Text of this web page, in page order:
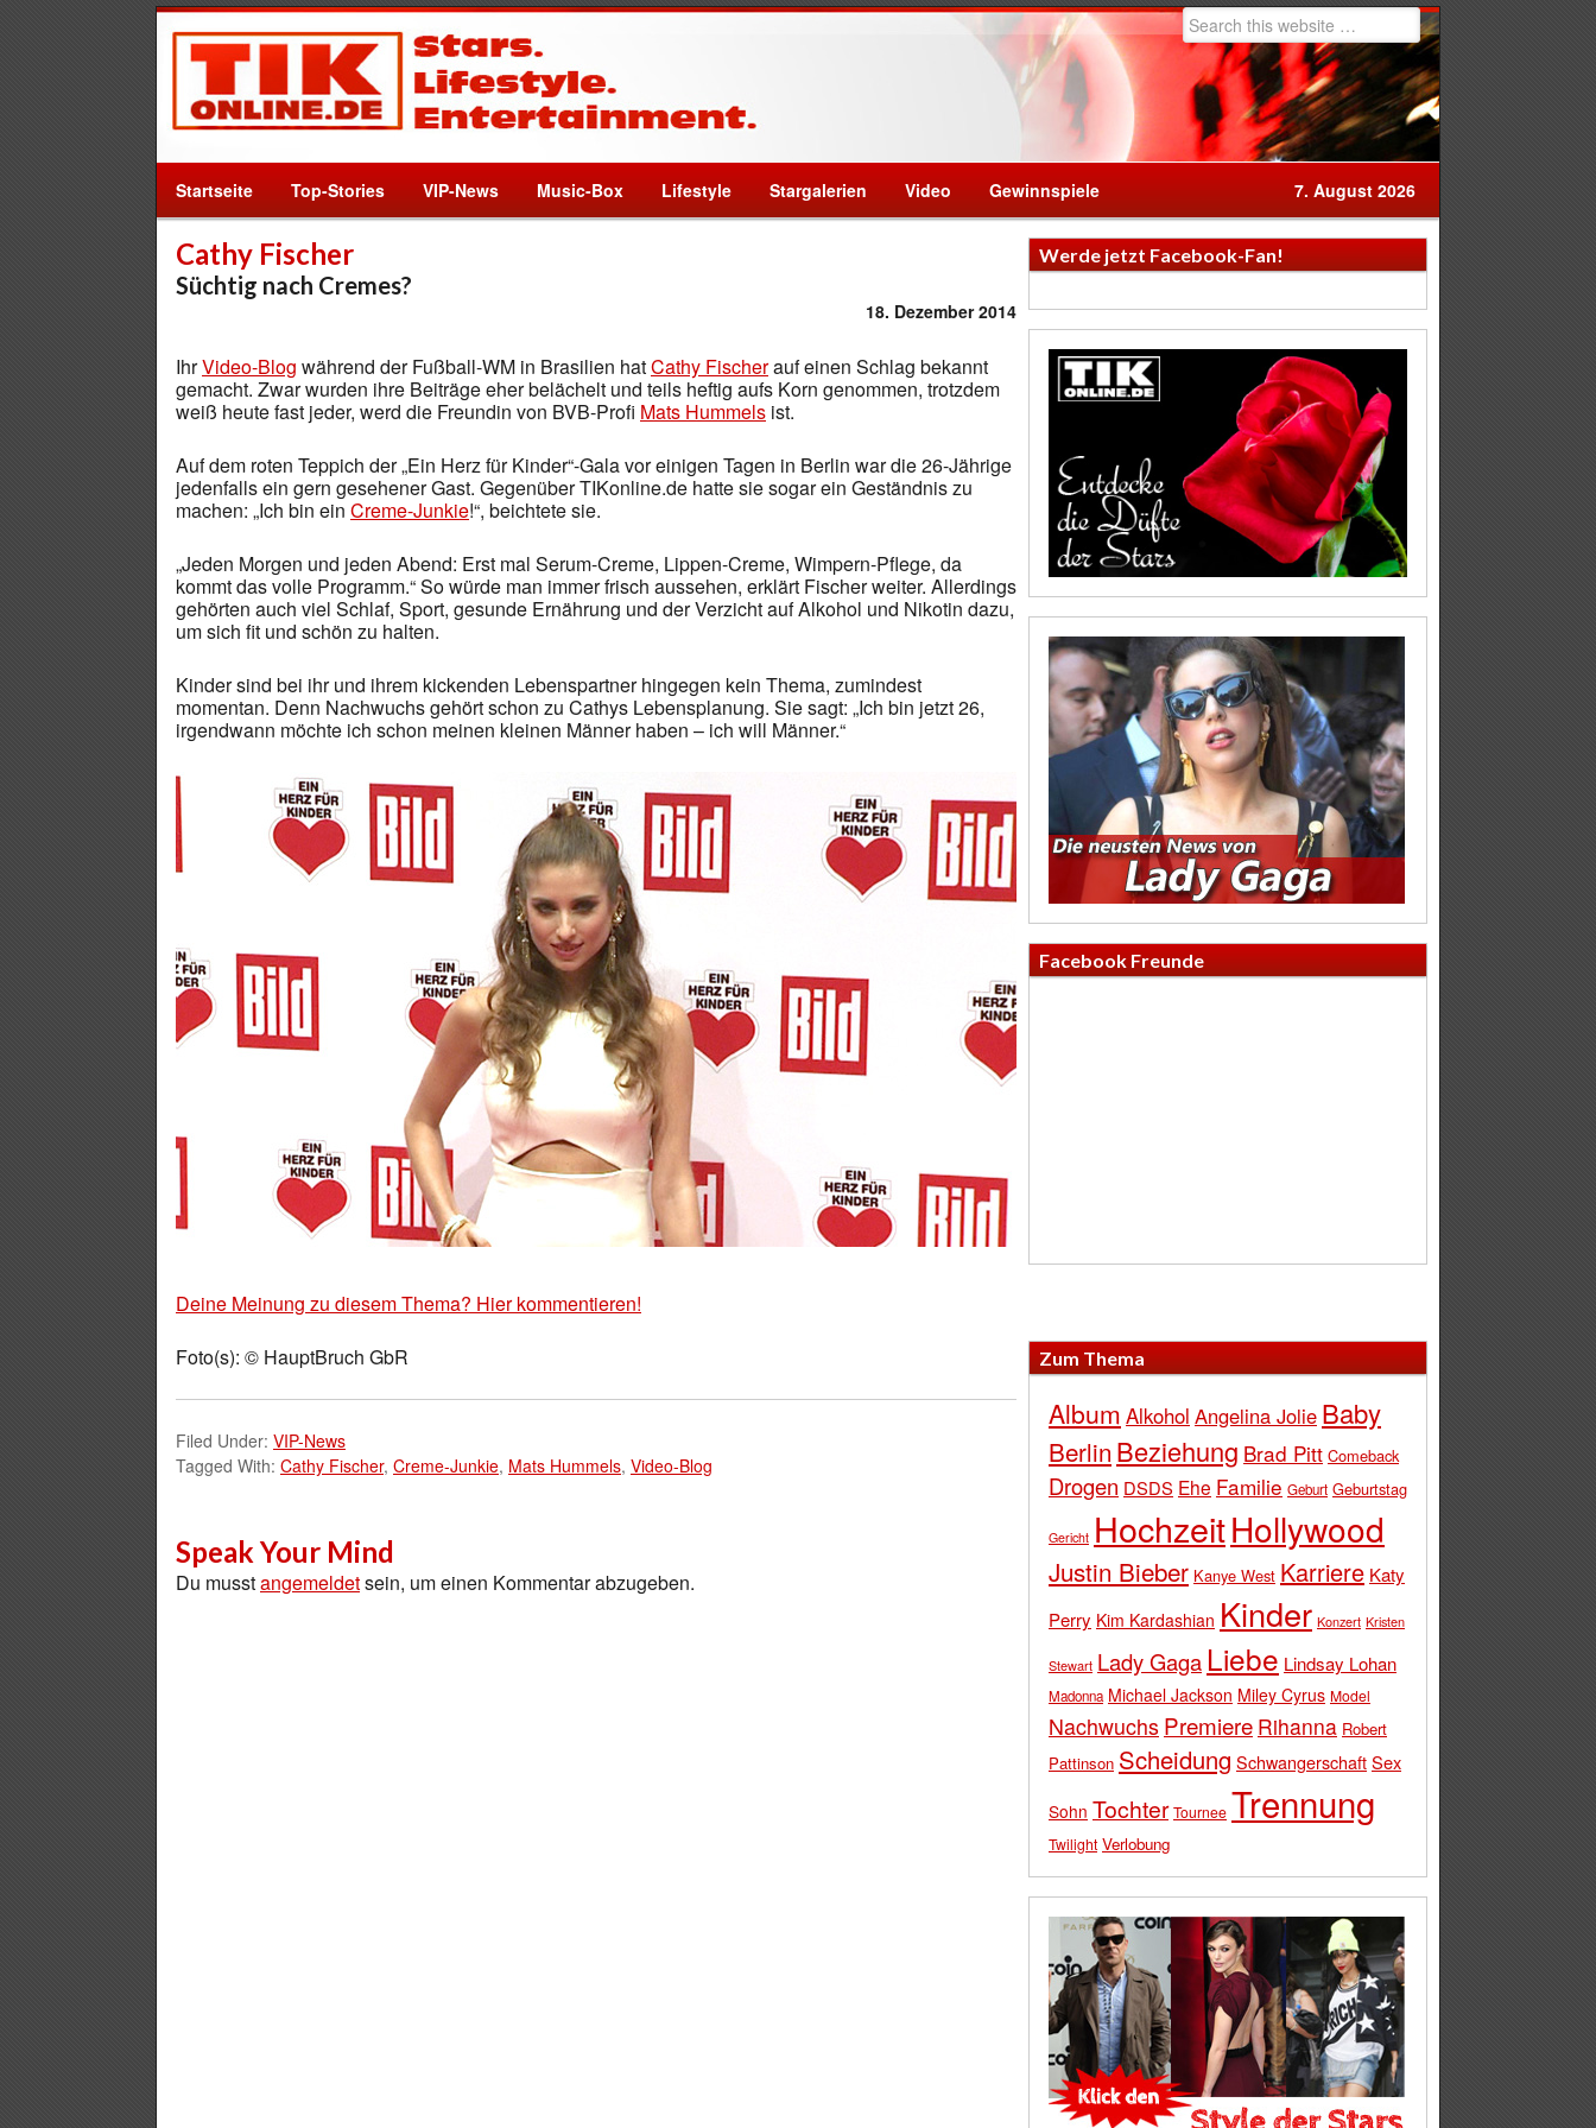
Startseite Top-Stories VIP-News Music-Box Lifestyle Stargalerien Video Gewinnspiele 7. August 2026
Cathy Fischer
Süchtig nach Cremes?
18. Dezember 2014
IhrVideo-Blog während der Fußball-WM in Brasilien hatCathy Fischerauf einen Schlag bekannt
gemacht. Zwar wurden ihre Beiträge eher belächelt und teils heftig aufs Korn genommen, trotzdem
weiß heute fast jeder, werd die Freundin von BVB-Profi Mats Hummels ist.
Auf dem roten Teppich der „Ein Herz für Kinder“-Gala vor einigen Tagen in Berlin war die 26-Jährige
jedenfalls ein gern gesehener Gast. Gegenüber TIKonline.de hatte sie sogar ein Geständnis zu
machen: „Ich bin ein Creme-Junkie!“, beichtete sie.
„Jeden Morgen und jeden Abend: Erst mal Serum-Creme, Lippen-Creme, Wimpern-Pflege, da
kommt das volle Programm.“ So würde man immer frisch aussehen, erklärt Fischer weiter. Allerdings
gehörten auch viel Schlaf, Sport, gesunde Ernährung und der Verzicht auf Alkohol und Nikotin dazu,
um sich fit und schön zu halten.
Kinder sind bei ihr und ihrem kickenden Lebenspartner hingegen kein Thema, zumindest
momentan. Denn Nachwuchs gehört schon zu Cathys Lebensplanung. Sie sagt: „Ich bin jetzt 26,
irgendwann möchte ich schon meinen kleinen Männer haben – ich will Männer.“
Deine Meinung zu diesem Thema? Hier kommentieren!
Foto(s): © HauptBruch GbR
Filed Under: VIP-News
Tagged With: Cathy Fischer, Creme-Junkie, Mats Hummels, Video-Blog
Speak Your Mind
Du musstangemeldetsein, um einen Kommentar abzugeben.
Werde jetzt Facebook-Fan!
Facebook Freunde
Zum Thema
Album Alkohol Angelina Jolie Baby
Berlin Beziehung Brad Pitt Comeback
Drogen DSDS Ehe Familie Geburt Geburtstag
Gericht HochzeitHollywood
Justin Bieber Kanye West Karriere Katy
Perry Kim Kardashian Kinder Konzert Kristen
Stewart Lady Gaga Liebe Lindsay Lohan
Madonna Michael Jackson Miley Cyrus Model
Nachwuchs Premiere Rihanna Robert
Pattinson Scheidung SchwangerschaftSex
Sohn Tochter Tournee Trennung
Twilight Verlobung